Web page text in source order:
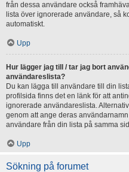
från dessa användare också
lista över ignorerade användare, så
automatiskt.
Upp
Hur lägger jag till / tar jag bort
användareslista?
Du kan lägga till användare till din
profilsida finns det en länk för att
ignorerade användareslista.
genom att ange deras
användare från din lista på samma
Upp
Sökning på forumet